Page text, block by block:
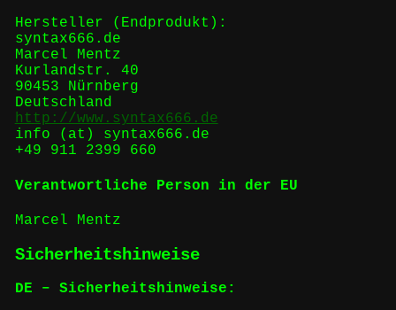
Hersteller (Endprodukt):
syntax666.de
Marcel Mentz
Kurlandstr. 40
90453 Nürnberg
Deutschland
http://www.syntax666.de
info (at) syntax666.de
+49 911 2399 660
Verantwortliche Person in der EU
Marcel Mentz
Sicherheitshinweise
DE – Sicherheitshinweise: